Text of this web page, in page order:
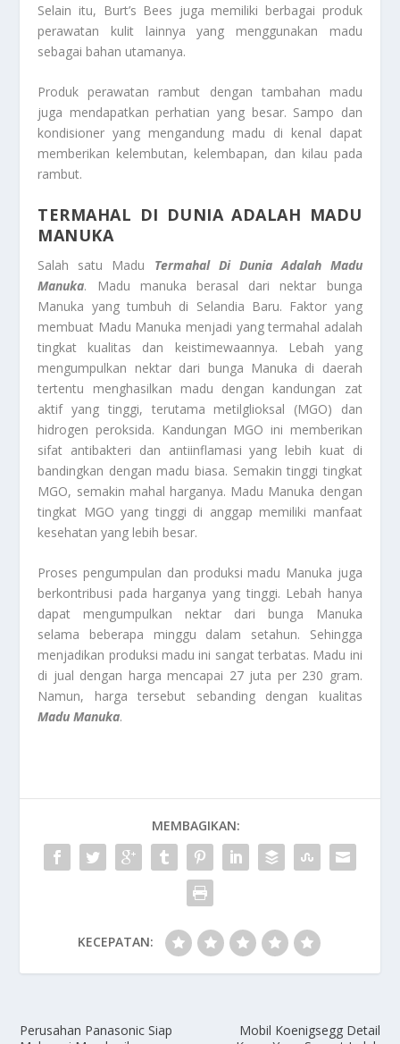
Selain itu, Burt’s Bees juga memiliki berbagai produk
perawatan kulit lainnya yang menggunakan madu
sebagai bahan utamanya.
Produk perawatan rambut dengan tambahan madu
juga mendapatkan perhatian yang besar. Sampo dan
kondisioner yang mengandung madu di kenal dapat
memberikan kelembutan, kelembapan, dan kilau pada
rambut.
TERMAHAL DI DUNIA ADALAH MADU
MANUKA
Salah satu Madu Termahal Di Dunia Adalah Madu
Manuka. Madu manuka berasal dari nektar bunga
Manuka yang tumbuh di Selandia Baru. Faktor yang
membuat Madu Manuka menjadi yang termahal adalah
tingkat kualitas dan keistimewaannya. Lebah yang
mengumpulkan nektar dari bunga Manuka di daerah
tertentu menghasilkan madu dengan kandungan zat
aktif yang tinggi, terutama metilglioksal (MGO) dan
hidrogen peroksida. Kandungan MGO ini memberikan
sifat antibakteri dan antiinflamasi yang lebih kuat di
bandingkan dengan madu biasa. Semakin tinggi tingkat
MGO, semakin mahal harganya. Madu Manuka dengan
tingkat MGO yang tinggi di anggap memiliki manfaat
kesehatan yang lebih besar.
Proses pengumpulan dan produksi madu Manuka juga
berkontribusi pada harganya yang tinggi. Lebah hanya
dapat mengumpulkan nektar dari bunga Manuka
selama beberapa minggu dalam setahun. Sehingga
menjadikan produksi madu ini sangat terbatas. Madu ini
di jual dengan harga mencapai 27 juta per 230 gram.
Namun, harga tersebut sebanding dengan kualitas
Madu Manuka.
MEMBAGIKAN:
KECEPATAN:
Perusahan Panasonic Siap
Mobil Koenigsegg Detail